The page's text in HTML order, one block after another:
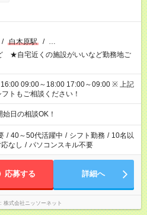
/ 白木原駅 / …
★自宅近くの施設がいいなど勤務地ご
09:00～18:00 17:00～09:00 ※ 上記
トもご相談ください！
日の相談OK！
/ 40～50代活躍中 / シフト勤務 / 10名以
なし / パソコンスキル不要
応募する 詳細へ
株式会社ニッソーネット